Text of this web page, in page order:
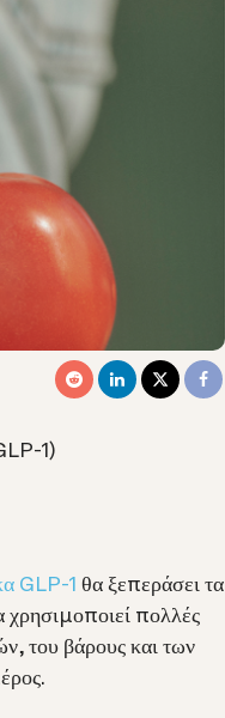
1)
GLP-1 θα ξεπεράσει τα
πολλές
του βάρους και των